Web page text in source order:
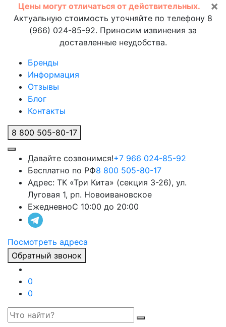
×
Цены могут отличаться от действительных.
Актуальную стоимость уточняйте по телефону 8
(966) 024-85-92. Приносим извинения за
доставленные неудобства.
Бренды
Информация
Отзывы
Блог
Контакты
8 800 505-80-17
Давайте созвонимся!+7 966 024-85-92
Бесплатно по РФ8 800 505-80-17
Адрес: ТК «Три Кита» (секция 3-26), ул.
Луговая 1, рп. Новоивановское
ЕжедневноС 10:00 до 20:00
Посмотреть адреса
Обратный звонок
0
0